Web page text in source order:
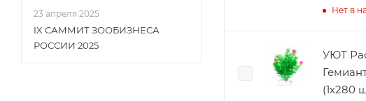
Нет в
УЮТ
(1х280
23 апреля 2025
IX САММИТ ЗООБИЗНЕСА
РОССИИ 2025